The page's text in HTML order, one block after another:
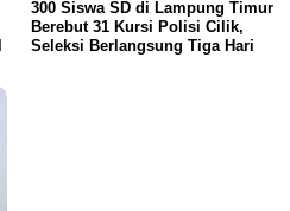
300 Siswa SD di Lampung Timur
Berebut 31 Kursi Polisi Cilik,
Seleksi Berlangsung Tiga Hari